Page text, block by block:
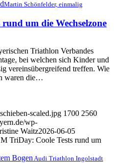
Martin Schönfelder, einmalig
um die Wechselzone
Triathlon Verbandes
bei welchen sich Kinder und
vereinsübergreifend treffen. Wie
waren die…
scaled.jpg 1700 2560
wp-
Waitz2026-06-05
TriDay: Coole Tests rund um
Audi Triathlon Ingolstadt